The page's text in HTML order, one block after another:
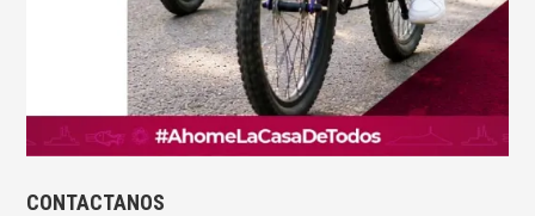
CONTACTANOS